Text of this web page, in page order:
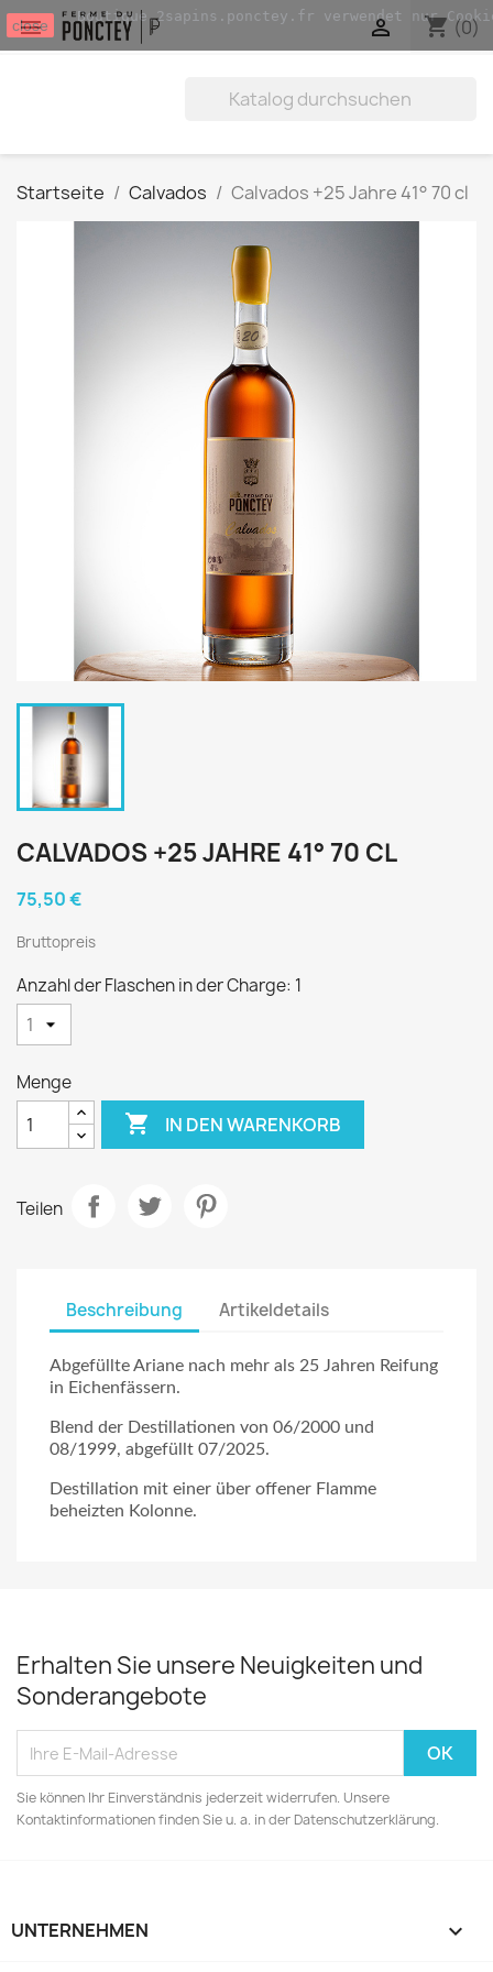
close
Boutique.2sapins.ponctey.fr verwendet nur
 shopping_cart (0)

Startseite Calvados Calvados +25 Jahre 41° 70 cl
CALVADOS +25 JAHRE 41° 70 CL
75,50 €
Bruttopreis
Anzahl der Flaschen in der Charge: 1
Menge
 IN DEN WARENKORB
Teilen
Beschreibung Artikeldetails
Abgefüllte Ariane nach mehr als 25 Jahren Reifung
in Eichenfässern.
Blend der Destillationen von 06/2000 und
08/1999, abgefüllt 07/2025.
Destillation mit einer über offener Flamme
beheizten Kolonne.
Erhalten Sie unsere Neuigkeiten und
Sonderangebote
Sie können Ihr Einverständnis jederzeit widerrufen. Unsere
Kontaktinformationen finden Sie u. a. in der Datenschutzerklärung.
UNTERNEHMEN 